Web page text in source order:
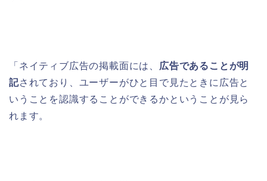
「ネイティブ広告の掲載面には、 広告であることが明
記されており、ユーザーがひと目で見たときに広告と
いうことを認識することができるかということが見ら
れます。